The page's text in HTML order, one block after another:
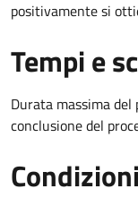
positivamente si
Tempi e
Durata massima
conclusione del